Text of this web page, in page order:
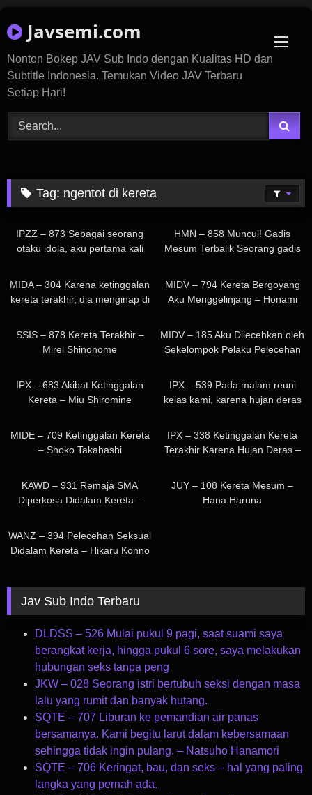
to
Javsemi.com
Nonton Bokep JAV Sub Indo dengan Kualitas HD dan
Subtitle Indonesia. Temukan Video JAV Terbaru
Setiap Hari!
Tag: ngentot di kereta
IPZZ – 873 Sebagai seorang
otaku idola, aku pertama kali
Bingung tapi juga gembira, aku
mencapai klimaks yang penuh
antara kegembiraan dan
kesenangan yang tak
melupakan kenikmatan yang
kurasakan saat itu, dan sejak
hari. – Miina Tsuji
HMN – 858 Muncul! Gadis
Mesum Terbalik Seorang gadis
tampak penakut dan
menggodanya untuk melakukan
Haruhi Moka
MIDA – 304 Karena ketinggalan
kereta terakhir, dia menginap di
MIDV – 794 Kereta Bergoyang
Aku Menggelinjang – Honami
SSIS – 878 Kereta Terakhir –
Mirei Shinonome
MIDV – 185 Aku Dilecehkan oleh
Sekelompok Pelaku Pelecehan
Tanpa Suara dengan Alat
Menculik Seorang Gadis
Berseragam yang Membencinya
Miyashita
IPX – 683 Akibat Ketinggalan
Kereta – Miu Shiromine
IPX – 539 Pada malam reuni
kelas kami, karena hujan deras
dan aku harus bermalam di hotel
bersama seorang pecundang…
MIDE – 709 Ketinggalan Kereta
– Shoko Takahashi
IPX – 338 Ketinggalan Kereta
Terakhir Karena Hujan Deras –
KAWD – 931 Remaja SMA
Diperkosa Didalam Kereta –
JUY – 108 Kereta Mesum –
Hana Haruna
WANZ – 394 Pelecehan Seksual
Didalam Kereta – Hikaru Konno
Jav Sub Indo Terbaru
DLDSS – 526 Mulai pukul 9 pagi, saat suami saya
berangkat kerja, hingga pukul 6 sore, saya melakukan
hubungan seks tanpa peng
JKW – 028 Seorang istri bertubuh seksi dengan masa
lalu yang rumit dan banyak hutang.
SQTE – 707 Liburan ke pemandian air panas
bersamanya. Kami begitu larut dalam kebersamaan
sehingga tidak ingin pulang. – Natsuho Hanamori
SQTE – 706 Keringat, bau, dan seks – hal yang paling
langka yang pernah ada.